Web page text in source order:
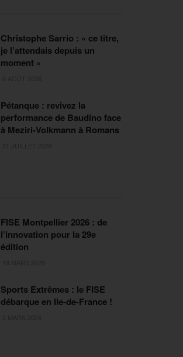
Christophe Sarrio : « ce titre,
je l’attendais depuis un
moment »
Pétanque : revivez la
performance de Baudino face
à Meziri-Volkmann à Romans
FISE Montpellier 2026 : de
l’innovation pour la 29e
édition
Sports Extrêmes : le FISE
débarque en Ile-de-France !